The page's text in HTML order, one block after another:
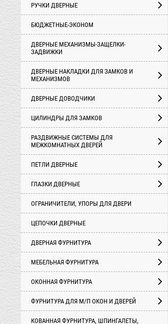
РУЧКИ ДВЕРНЫЕ
БЮДЖЕТНЫЕ-ЭКОНОМ
ДВЕРНЫЕ МЕХАНИЗМЫ-ЗАЩЕЛКИ-
ЗАДВИЖКИ
ДВЕРНЫЕ НАКЛАДКИ ДЛЯ ЗАМКОВ И
МЕХАНИЗМОВ
ДВЕРНЫЕ ДОВОДЧИКИ
ЦИЛИНДРЫ ДЛЯ ЗАМКОВ
РАЗДВИЖНЫЕ СИСТЕМЫ ДЛЯ
МЕЖКОМНАТНЫХ ДВЕРЕЙ
ПЕТЛИ ДВЕРНЫЕ
ГЛАЗКИ ДВЕРНЫЕ
ОГРАНИЧИТЕЛИ, УПОРЫ ДЛЯ ДВЕРИ
ЦЕПОЧКИ ДВЕРНЫЕ
ДВЕРНАЯ ФУРНИТУРА
МЕБЕЛЬНАЯ ФУРНИТУРА
ОКОННАЯ ФУРНИТУРА
ФУРНИТУРА ДЛЯ М/П ОКОН И ДВЕРЕЙ
КОВАННАЯ ФУРНИТУРА, ШПИНГАЛЕТЫ,